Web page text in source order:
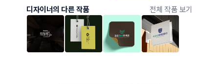
디자이너의 다른 작품 전체 작품 보기